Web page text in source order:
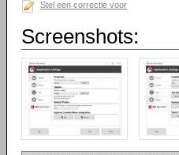
Stel een correctie voor
Screenshots: